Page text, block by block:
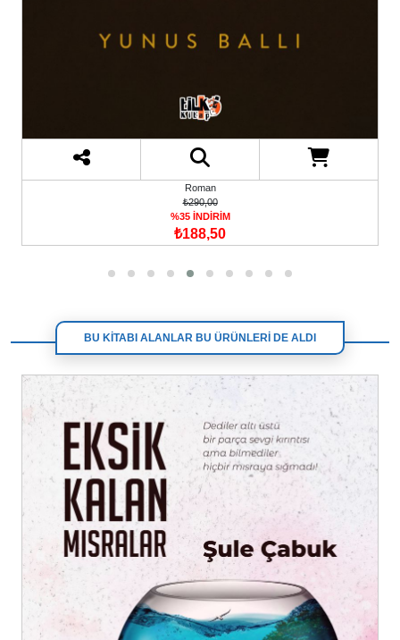
Roman
₺290,00
%35 İNDİRİM
₺188,50
BU KİTABI ALANLAR BU ÜRÜNLERİ DE ALDI